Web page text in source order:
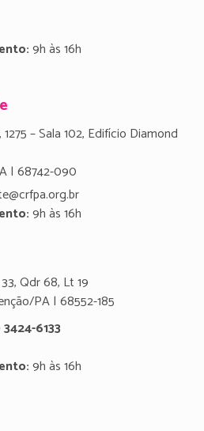
9h às 16h
– Sala 102, Edifício Diamond
| 68742-090
9h às 16h
Qdr 68, Lt 19
PA | 68552-185
6133
9h às 16h